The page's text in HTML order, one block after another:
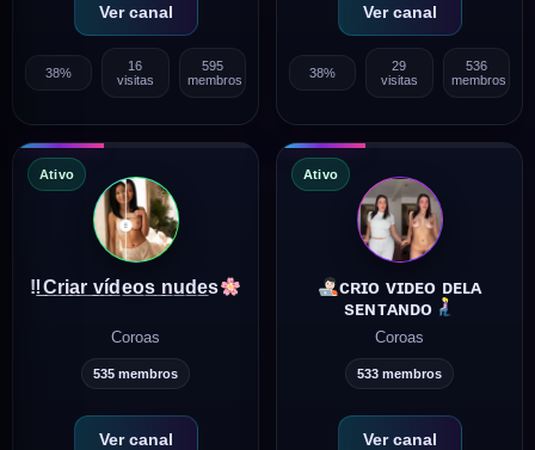
Ver canal
38%
16
visitas
595
membros
Ver canal
38%
29
visitas
536
membros
Ativo
‼̲̲C̲r̲i̲a̲r̲ ̲v̲í̲d̲e̲o̲s̲ ̲n̲u̲d̲e̲s
Coroas
535 membros
Ver canal
Ativo
ᴄʀɪᴏ ᴠɪᴅᴇᴏ ᴅᴇʟᴀ
sᴇɴᴛᴀɴᴅᴏ
Coroas
533 membros
Ver canal